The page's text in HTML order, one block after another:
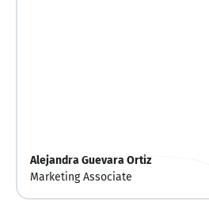
Alejandra Guevara Ortiz
Marketing Associate